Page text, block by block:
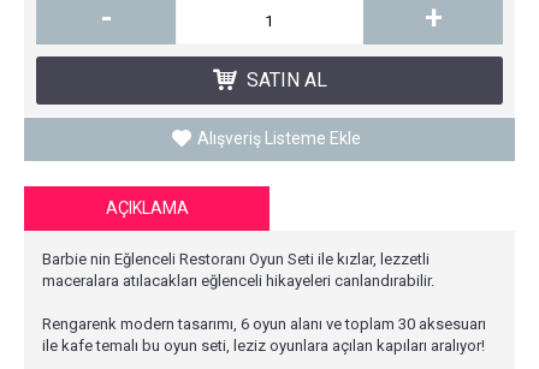
- +
SATIN AL
Alışveriş Listeme Ekle
AÇIKLAMA
Barbie nin Eğlenceli Restoranı Oyun Seti ile kızlar, lezzetli
maceralara atılacakları eğlenceli hikayeleri canlandırabilir.
Rengarenk modern tasarımı, 6 oyun alanı ve toplam 30 aksesuarı
ile kafe temalı bu oyun seti, leziz oyunlara açılan kapıları aralıyor!